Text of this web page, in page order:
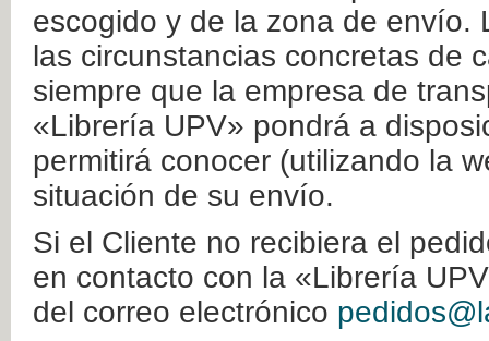
escogido y de la zona de envío.
las circunstancias concretas de
siempre que la empresa de
«Librería UPV» pondrá a
permitirá conocer (utilizando la
situación de su envío.
Si el Cliente no recibiera el
en contacto con la «Librería
del correo electrónico